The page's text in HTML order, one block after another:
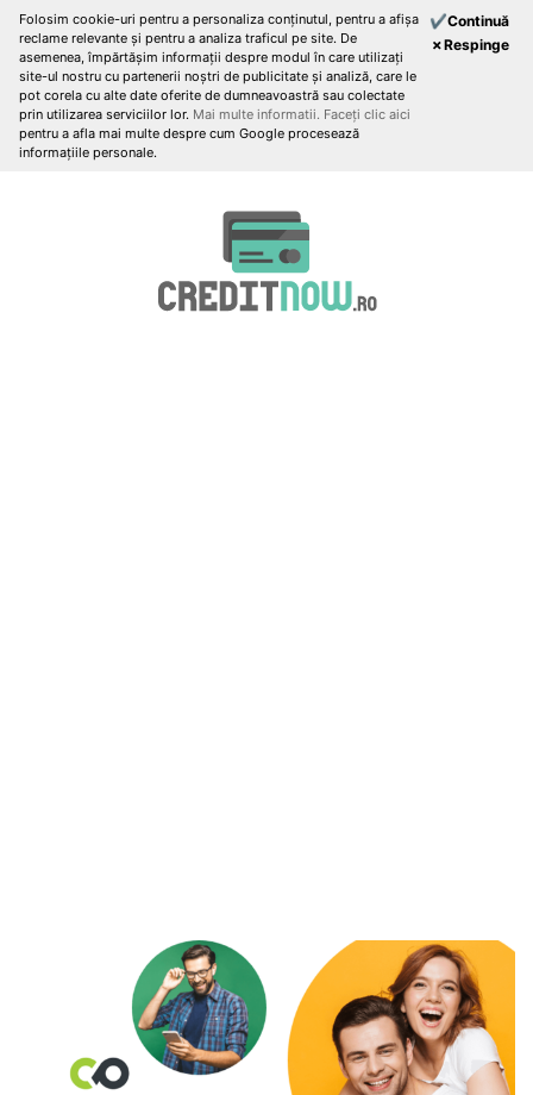
Folosim cookie-uri pentru a personaliza conținutul, pentru a afișa
reclame relevante și pentru a analiza traficul pe site. De
asemenea, împărtășim informații despre modul în care utilizați
site-ul nostru cu partenerii noștri de publicitate și analiză, care le
pot corela cu alte date oferite de dumneavoastră sau colectate
prin utilizarea serviciilor lor. Mai multe informatii. Faceți clic aici
pentru a afla mai multe despre cum Google procesează
informațiile personale.
✔Continuă
✗Respinge